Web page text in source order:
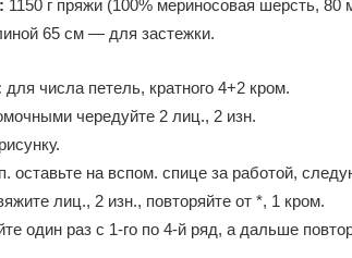
1150 г пряжи (100% мериносовая шерсть,
65 см — для застежки.
для числа петель, кратного 4+2 кром.
чередуйте 2 лиц., 2 изн.
оставьте на вспом. спице за работой,
лиц., 2 изн., повторяйте от *, 1 кром.
один раз с 1-го по 4-й ряд, а дальше